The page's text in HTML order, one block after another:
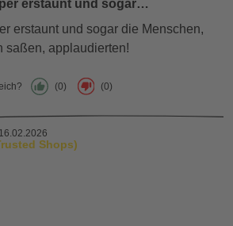
erstaunt und sogar…
erstaunt und sogar die Menschen,
saßen, applaudierten!
(0) (0)
Shops)